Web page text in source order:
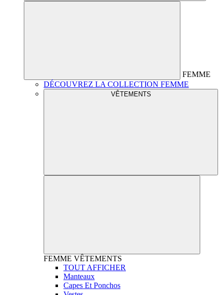
FEMME
DÉCOUVREZ LA COLLECTION FEMME
VÊTEMENTS
FEMME VÊTEMENTS
TOUT AFFICHER
Manteaux
Capes Et Ponchos